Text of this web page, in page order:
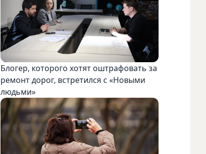
Блогер, которого хотят оштрафовать за
ремонт дорог, встретился с «Новыми
людьми»